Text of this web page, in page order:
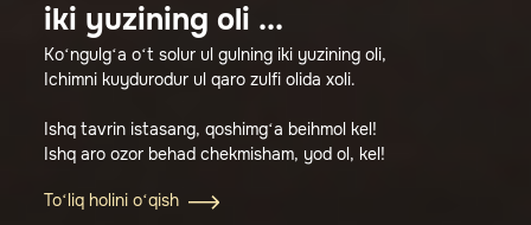
iki yuzining oli ...
Ko‘ngulg‘a o‘t solur ul gulning iki yuzining oli,
Ichimni kuydurodur ul qaro zulfi olida xoli.
Ishq tavrin istasang, qoshimg‘a beihmol kel!
Ishq aro ozor behad chekmisham, yod ol, kel!
To‘liq holini o‘qish